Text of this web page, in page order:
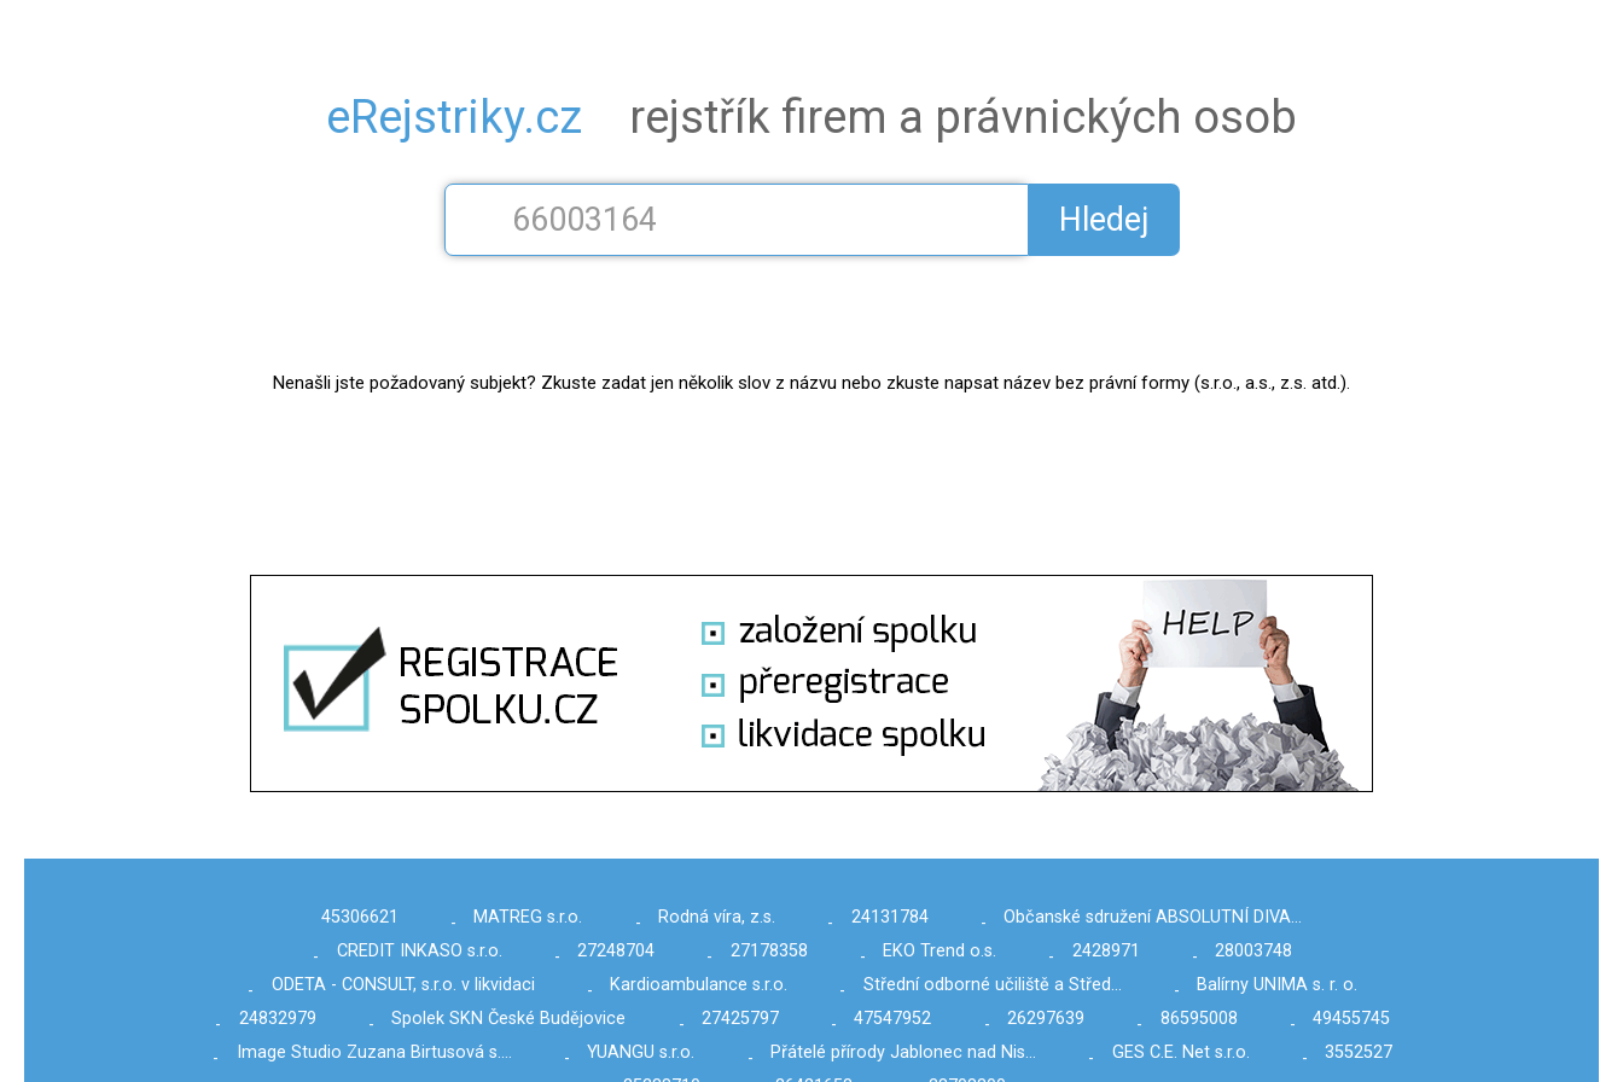
eRejstriky.cz rejstřík firem a právnických osob
Hledej
Nenašli jste požadovaný subjekt? Zkuste zadat jen několik slov z názvu nebo zkuste napsat název bez právní formy (s.r.o., a.s., z.s. atd.).
45306621 - MATREG s.r.o. - Rodná víra, z.s. - 24131784 -
Občanské sdružení ABSOLUTNÍ DIVA…
-
CREDIT INKASO s.r.o. - 27248704 - 27178358 - EKO Trend o.s. - 2428971 -
28003748
-
ODETA - CONSULT, s.r.o. v likvidaci - Kardioambulance s.r.o. - Střední odborné učiliště a Střed… -
Balírny UNIMA s. r. o.
-
24832979 - Spolek SKN České Budějovice - 27425797 - 47547952 - 26297639 - 86595008 -
49455745
-
Image Studio Zuzana Birtusová s.… - YUANGU s.r.o. - Přátelé přírody Jablonec nad Nis… - GES C.E. Net s.r.o. -
3552527